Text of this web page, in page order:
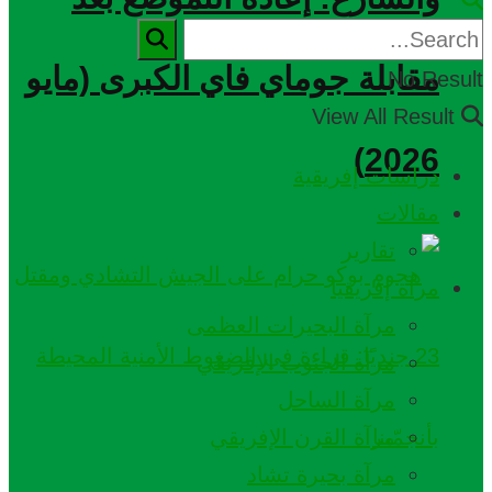
مقابلة جوماي فاي الكبرى (مايو
2026)
No
دراسات إفريقية
مقالات
تقارير
مرآة إفريقيا
مرآة البحيرات العظمى
مرآة الجنوب الإفريقي
مرآة الساحل
مرآة القرن الإفريقي
مرآة بحيرة تشاد